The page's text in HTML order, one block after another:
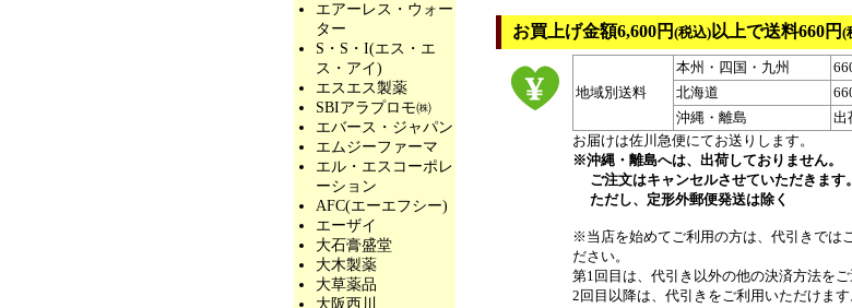
お買上げ金額6,600円 (税込)以上で送料660円 (
地域別送料
本州・四国・九州
北海道
沖縄・離島
出
お届けは佐川急便にてお送りします。
※沖縄・離島へは、出荷しておりません。
ご注文はキャンセルさせていただきます。
ただし、定形外郵便発送は除く
※当店を始めてご利用の方は、代引きでは
ださい。
第1回目は、代引き以外の他の決済方法をご
2回目以降は、代引きをご利用いただけます
エアーレス・ウォー
ター
S・S・I(エス・エ
ス・アイ)
エスエス製薬
SBIアラプロモ㈱
エバース・ジャパン
エムジーファーマ
エル・エスコーポレ
ーション
AFC(エーエフシー)
エーザイ
大石膏盛堂
大木製薬
大草薬品
大阪西川